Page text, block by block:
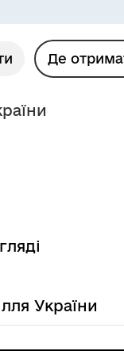
Де
України